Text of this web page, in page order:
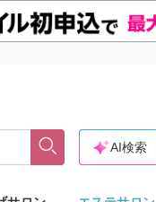
AI検索